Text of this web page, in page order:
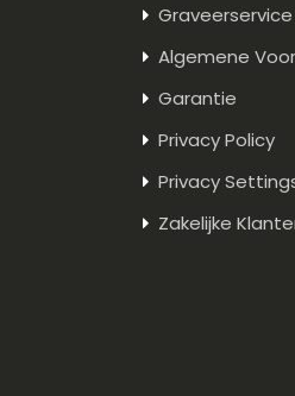
Graveerservice
Algemene
Garantie
Privacy Policy
Privacy
Zakelijke